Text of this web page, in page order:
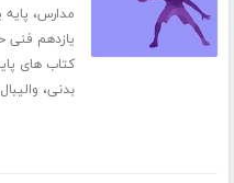
مدارس، پایه
یازدهم فنی
کتاب های
بدنی، والیبال